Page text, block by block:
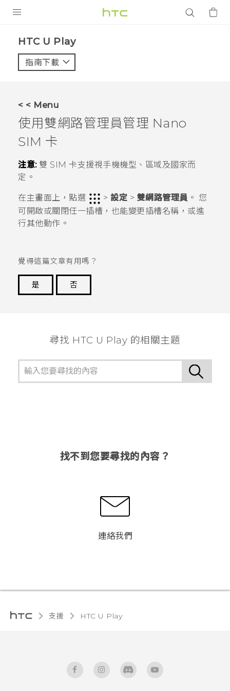
VIVE
VIVERSE
應用程式
支援服務
登入
HTC U Play‎
指南下載
< < Menu
使用雙網路管理員管理 Nano
SIM 卡
注意:雙 SIM 卡支援視手機機型、區域及國家而
定。
在主畫面上，點選 > 設定 > 雙網路管理員 。 您
可開啟或關閉任一插槽，也能變更插槽名稱，或進
行其他動作。
覺得這篇文章有用嗎？
是
否
尋找 HTC U Play 的相關主題
找不到您要尋找的內容？
連絡我們
支援 HTC U Play‎